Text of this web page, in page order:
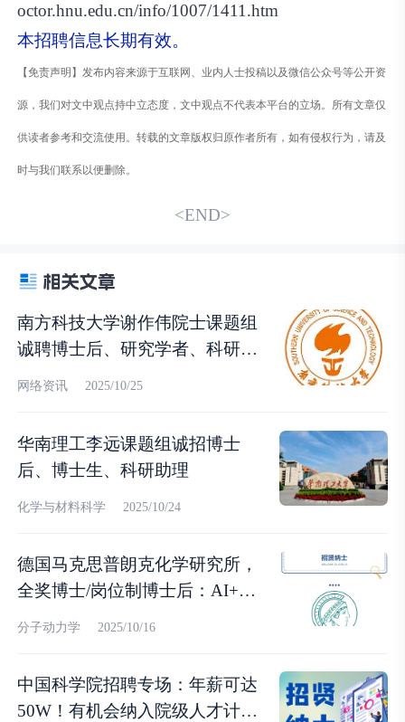
octor.hnu.edu.cn/info/1007/1411.htm
本招聘信息长期有效。
【免责声明】发布内容来源于互联网、业内人士投稿以及微信公众号等公开资
源，我们对文中观点持中立态度，文中观点不代表本平台的立场。所有文章仅
供读者参考和交流使用。转载的文章版权归原作者所有，如有侵权行为，请及
时与我们联系以便删除。
<END>
南方科技大学谢作伟院士课题组
诚聘博士后、研究学者、科研助
理
网络资讯 2025/10/25
华南理工李远课题组诚招博士
后、博士生、科研助理
化学与材料科学 2025/10/24
德国马克思普朗克化学研究所，
全奖博士/岗位制博士后：AI+计
算化学
分子动力学 2025/10/16
中国科学院招聘专场：年薪可达
50W！有机会纳入院级人才计